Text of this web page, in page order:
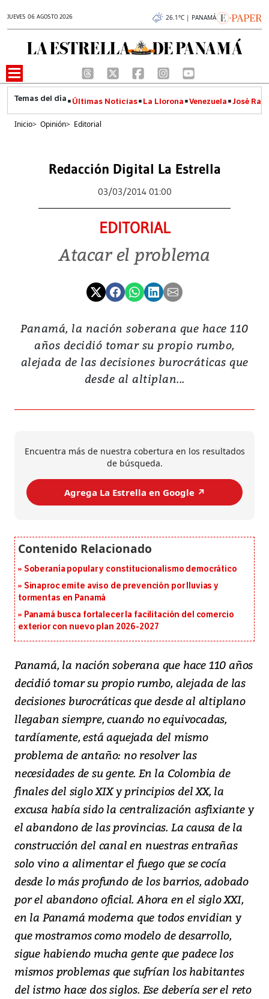
JUEVES 06 AGOSTO 2026 26.1°C | PANAMÁ
Últimas Noticias La Llorona Venezuela José
Inicio> Opinión> Editorial
Redacción Digital La Estrella
03/03/2014 01:00
EDITORIAL
Atacar el problema
Panamá, la nación soberana que hace 110
años decidió tomar su propio rumbo,
alejada de las decisiones burocráticas que
desde al altiplan...
Encuentra más de nuestra cobertura en los resultados
de búsqueda.
Agrega La Estrella en Google ↗️
Soberanía popular y constitucionalismo democrático
Sinaproc emite aviso de prevención por lluvias y
tormentas en Panamá
Panamá busca fortalecer la facilitación del comercio
exterior con nuevo plan 2026-2027
Panamá, la nación soberana que hace 110 años
decidió tomar su propio rumbo, alejada de las
decisiones burocráticas que desde al altiplano
llegaban siempre, cuando no equivocadas,
tardíamente, está aquejada del mismo
problema de antaño: no resolver las
necesidades de su gente. En la Colombia de
finales del siglo XIX y principios del XX, la
excusa había sido la centralización asfixiante y
el abandono de las provincias. La causa de la
construcción del canal en nuestras entrañas
solo vino a alimentar el fuego que se cocía
desde lo más profundo de los barrios, adobado
por el abandono oficial. Ahora en el siglo XXI,
en la Panamá moderna que todos envidian y
que mostramos como modelo de desarrollo,
sigue habiendo mucha gente que padece los
mismos problemas que sufrían los habitantes
del istmo hace dos siglos. Ese debería ser el reto